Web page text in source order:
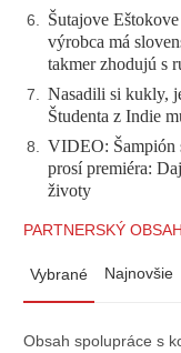
6. Šutajove
výrobca má
takmer zhodujú s
7. Nasadili si kukly,
Študenta z Indie
8. VIDEO: Šampión
prosí premiéra:
životy
PARTNERSKÝ OBSAH
Vybrané Najnovšie
Obsah spolupráce s